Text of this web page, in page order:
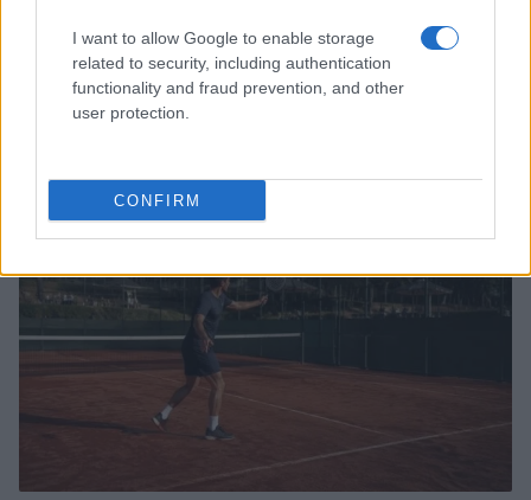
I want to allow Google to enable storage
related to security, including authentication
functionality and fraud prevention, and other
user protection.
CONFIRM
Scopri la storia della pallavolo a Modena attraverso
una mostra unica
ALTRI SPORT